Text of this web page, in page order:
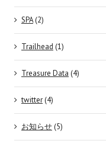
SPA(2)
Trailhead (1)
Treasure Data (4)
twitter(4)
お知らせ(5)